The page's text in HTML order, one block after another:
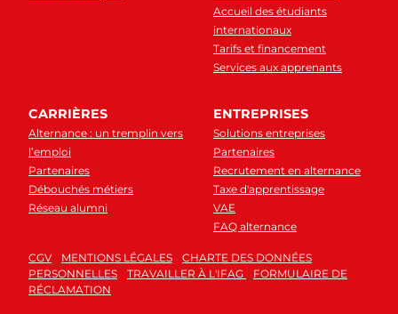
Accueil des étudiants
internationaux
Tarifs et financement
Services aux apprenants
CARRIÈRES
Alternance : un tremplin vers
l’emploi
Partenaires
Débouchés métiers
Réseau alumni
ENTREPRISES
Solutions entreprises
Partenaires
Recrutement en alternance
Taxe d'apprentissage
VAE
FAQ alternance
CGV MENTIONS LÉGALES
CHARTE DES DONNÉES
PERSONNELLES
TRAVAILLER À L'IFAG
FORMULAIRE DE
RÉCLAMATION